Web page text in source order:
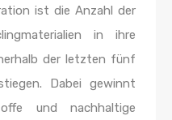
ist die Anzahl der
in ihre
der letzten fünf
Dabei gewinnt
und nachhaltige